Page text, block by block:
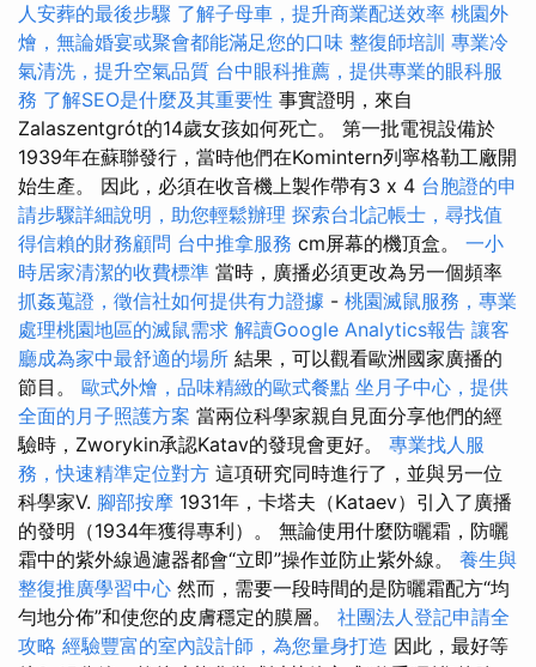
人安葬的最後步驟 了解子母車，提升商業配送效率 桃園外
燴，無論婚宴或聚會都能滿足您的口味 整復師培訓 專業冷
氣清洗，提升空氣品質 台中眼科推薦，提供專業的眼科服
務 了解SEO是什麼及其重要性 事實證明，來自
Zalaszentgrót的14歲女孩如何死亡。 第一批電視設備於
1939年在蘇聯發行，當時他們在Komintern列寧格勒工廠開
始生產。 因此，必須在收音機上製作帶有3 x 4 台胞證的申
請步驟詳細說明，助您輕鬆辦理 探索台北記帳士，尋找值
得信賴的財務顧問 台中推拿服務 cm屏幕的機頂盒。 一小
時居家清潔的收費標準 當時，廣播必須更改為另一個頻率
抓姦蒐證，徵信社如何提供有力證據 - 桃園滅鼠服務，專業
處理桃園地區的滅鼠需求 解讀Google Analytics報告 讓客
廳成為家中最舒適的場所 結果，可以觀看歐洲國家廣播的
節目。 歐式外燴，品味精緻的歐式餐點 坐月子中心，提供
全面的月子照護方案 當兩位科學家親自見面分享他們的經
驗時，Zworykin承認Katav的發現會更好。 專業找人服
務，快速精準定位對方 這項研究同時進行了，並與另一位
科學家V. 腳部按摩 1931年，卡塔夫（Kataev）引入了廣播
的發明（1934年獲得專利）。 無論使用什麼防曬霜，防曬
霜中的紫外線過濾器都會“立即”操作並防止紫外線。 養生與
整復推廣學習中心 然而，需要一段時間的是防曬霜配方“均
勻地分佈”和使您的皮膚穩定的膜層。 社團法人登記申請全
攻略 經驗豐富的室內設計師，為您量身打造 因此，最好等